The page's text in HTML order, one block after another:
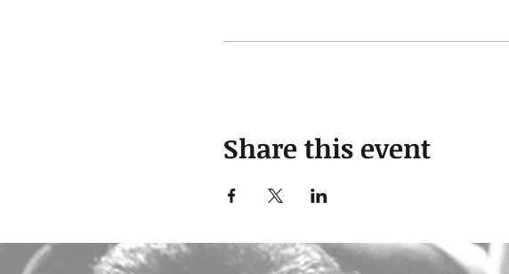
Share this event